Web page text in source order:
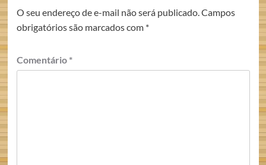
O seu endereço de e-mail não será publicado.Campos
obrigatórios são marcados com *
Comentário *